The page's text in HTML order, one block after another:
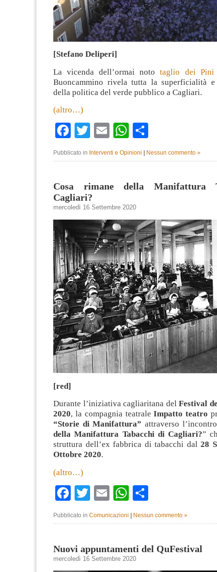
[Stefano Deliperi]
La vicenda dell’ormai nototaglio dei Pini
Buoncammino rivela tutta la superficialità e
della politica del verde pubblico a Cagliari.
(altro…)
Facebook
TwitterEmailWhatsApp
Pubblicato in Interventi e Opinioni Nessun commento »
Cosa rimane della Manifattura
Cagliari?
mercoledì 16 Settembre 2020
[red]
Durante l’iniziativa cagliaritana delFestival
2020, la compagnia teatraleImpatto teatro
“Storie di Manifattura” attraverso
della Manifattura Tabacchi di Cagliari?”
struttura dell’ex fabbrica di tabacchi dal28
Ottobre 2020.
(altro…)
Facebook
Twitter
EmailWhatsApp
Pubblicato in Comunicazioni | Nessun commento »
Nuovi appuntamenti del QuFestival
mercoledì 16 Settembre 2020